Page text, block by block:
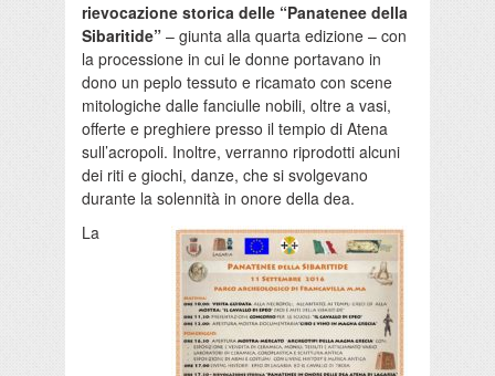
rievocazione storica delle “Panatenee della
Sibaritide” – giunta alla quarta edizione – con
la processione in cui le donne portavano in
dono un peplo tessuto e ricamato con scene
mitologiche dalle fanciulle nobili, oltre a vasi,
offerte e preghiere presso il tempio di Atena
sull’acropoli. Inoltre, verranno riprodotti alcuni
dei riti e giochi, danze, che si svolgevano
durante la solennità in onore della dea.
La